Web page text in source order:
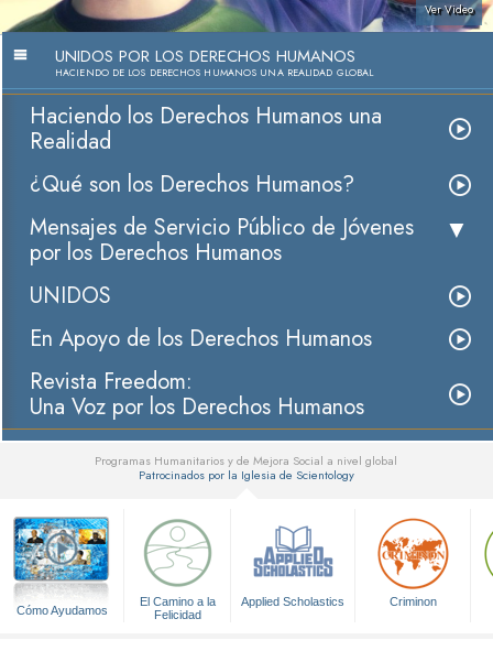
Ver Video
UNIDOS POR LOS DERECHOS HUMANOS
HACIENDO DE LOS DERECHOS HUMANOS UNA REALIDAD GLOBAL
Haciendo los Derechos Humanos una
Realidad
¿Qué son los Derechos Humanos?
Mensajes de Servicio Público de Jóvenes
por los Derechos Humanos
UNIDOS
En Apoyo de los Derechos Humanos
Revista Freedom:
Una Voz por los Derechos Humanos
Programas Humanitarios y de Mejora Social a nivel global
Patrocinados por la Iglesia de Scientology
Cómo Ayudamos
El Camino a la
Felicidad
Applied Scholastics Criminon